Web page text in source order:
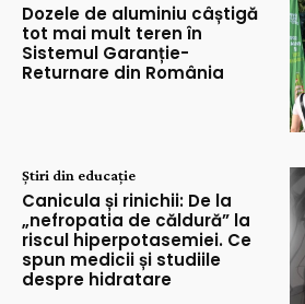
Dozele de aluminiu câștigă
tot mai mult teren în
Sistemul Garanție-
Returnare din România
Știri din educație
Canicula și rinichii: De la
„nefropatia de căldură” la
riscul hiperpotasemiei. Ce
spun medicii și studiile
despre hidratare